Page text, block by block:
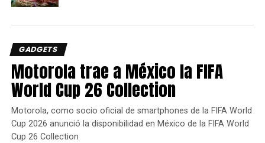
Giancarlo Esposito
Gus, dueño de los Pollos Hermanos y que de seguro
vamos a tener como villano en este título.
juego el domingo durante el stream deUbisoftdonde va a
presentar sus nuevos títulos.
GADGETS
Motorola trae a México la FIFA
World Cup 26 Collection
Motorola, como socio oficial de smartphones de la FIFA World
Cup 2026 anunció la disponibilidad en México de la FIFA World
Cup 26 Collection